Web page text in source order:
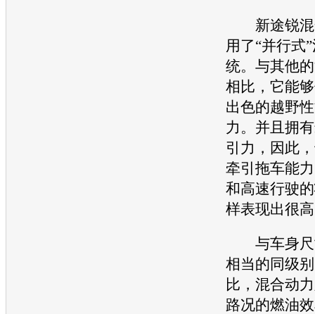
新途锐
用了“并行式
统。与其他
相比，它能
出色的越野
力。并且拥
引力，因此
牵引拖车能
和高速行驶
样表现出很
与车身尺
相当的同级别
比，混合动
路况的燃油